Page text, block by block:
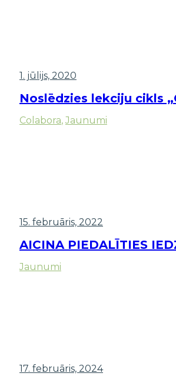
1. jūlijs, 2020
Noslēdzies lekciju cikls
Colabora, Jaunumi
15. februāris, 2022
AICINA PIEDALĪTIES
Jaunumi
17. februāris, 2024